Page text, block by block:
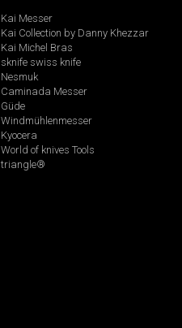
Kai Messer
Kai Collection by Danny Khezzar
Kai Michel Bras
sknife swiss knife
Nesmuk
Caminada Messer
Güde
Windmühlenmesser
Kyocera
World of knives Tools
triangle®